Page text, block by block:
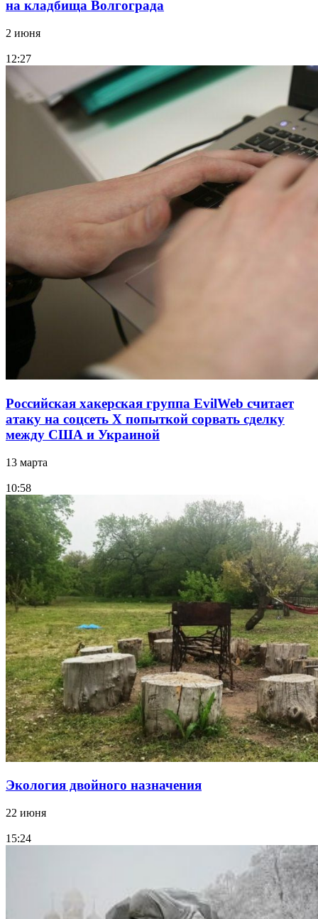
на кладбища Волгограда
2 июня
12:27
Российская хакерская группа EvilWeb считает
атаку на соцсеть Х попыткой сорвать сделку
между США и Украиной
13 марта
10:58
Экология двойного назначения
22 июня
15:24